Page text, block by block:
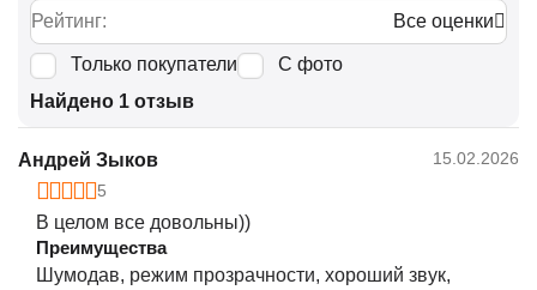
Рейтинг: Все оценки
Только покупатели
С фото
Найдено 1 отзыв
Андрей Зыков
15.02.2026
5
В целом все довольны))
Преимущества
Шумодав, режим прозрачности, хороший звук,